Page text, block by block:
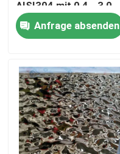
Zu Hause
Produkte
Videos
AISI304 mit 0,4 - 3,0
mm Dicke für
architektonische
Anwendungen
Anfrage absenden